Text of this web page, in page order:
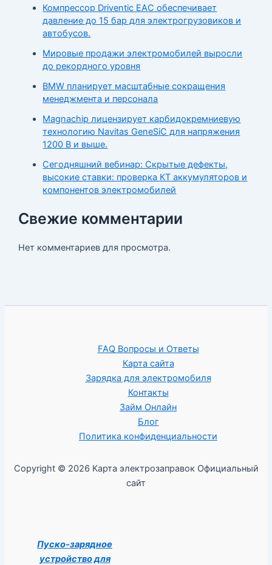
Компрессор Driventic EAC обеспечивает
давление до 15 бар для электрогрузовиков и
автобусов.
Мировые продажи электромобилей выросли
до рекордного уровня
BMW планирует масштабные сокращения
менеджмента и персонала
Magnachip лицензирует карбидокремниевую
технологию Navitas GeneSiC для напряжения
1200 В и выше.
Сегодняшний вебинар: Скрытые дефекты,
высокие ставки: проверка КТ аккумуляторов и
компонентов электромобилей
Свежие комментарии
Нет комментариев для просмотра.
FAQ Вопросы и Ответы
Карта сайта
Зарядка для электромобиля
Контакты
Займ Онлайн
Блог
Политика конфиденциальности
Copyright © 2026 Карта электрозаправок Официальный
сайт
Пуско-зарядное
устройство для